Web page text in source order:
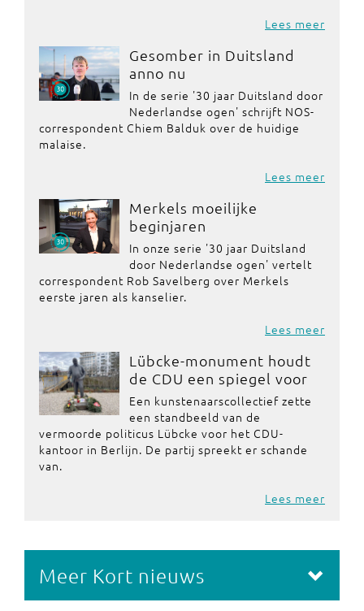
Lees meer
Gesomber in Duitsland
anno nu
In de serie '30 jaar Duitsland door
Nederlandse ogen' schrijft NOS-
correspondent Chiem Balduk over de huidige
malaise.
Lees meer
Merkels moeilijke
beginjaren
In onze serie '30 jaar Duitsland
door Nederlandse ogen' vertelt
correspondent Rob Savelberg over Merkels
eerste jaren als kanselier.
Lees meer
Lübcke-monument houdt
de CDU een spiegel voor
Een kunstenaarscollectief zette
een standbeeld van de
vermoorde politicus Lübcke voor het CDU-
kantoor in Berlijn. De partij spreekt er schande
van.
Lees meer
Meer Kort nieuws